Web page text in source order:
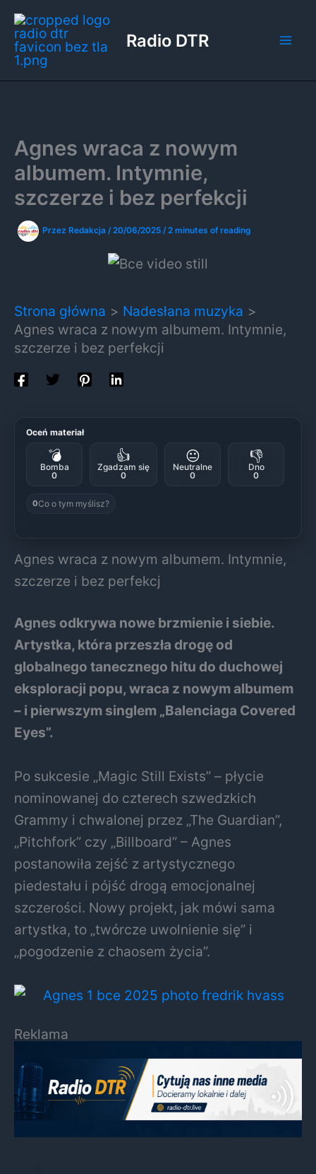
Przejdź
do
treści
Radio DTR
Agnes wraca z nowym
albumem. Intymnie,
szczerze i bez perfekcji
Przez Redakcja /20/06/2025 /2 minutes of reading
Strona główna
Nadesłana muzyka
Agnes wraca z nowym albumem. Intymnie,
szczerze i bez perfekcji
Oceń materiał
💣
Bomba
0
👍
Zgadzam się
0
😐
Neutralne
0
👎
Dno
0
0Co o tym myślisz?
Agnes wraca z nowym albumem. Intymnie,
szczerze i bez perfekcj
Agnes odkrywa nowe brzmienie i siebie.
Artystka, która przeszła drogę od
globalnego tanecznego hitu do duchowej
eksploracji popu, wraca z nowym albumem
– i pierwszym singlem „Balenciaga Covered
Eyes”.
Po sukcesie „Magic Still Exists” – płycie
nominowanej do czterech szwedzkich
Grammy i chwalonej przez „The Guardian”,
„Pitchfork” czy „Billboard” – Agnes
postanowiła zejść z artystycznego
piedestału i pójść drogą emocjonalnej
szczerości. Nowy projekt, jak mówi sama
artystka, to „twórcze uwolnienie się” i
„pogodzenie z chaosem życia”.
Reklama